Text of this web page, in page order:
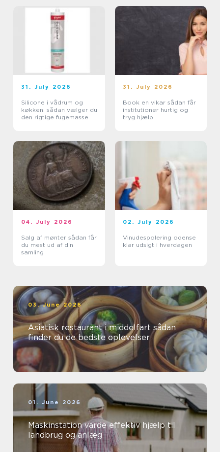
31. July 2026
Silicone i vådrum og
køkken: sådan vælger du
den rigtige fugemasse
31. July 2026
Book en vikar sådan får
institutioner hurtig og
tryg hjælp
04. July 2026
Salg af mønter sådan får
du mest ud af din
samling
02. July 2026
Vinudespolering odense
klar udsigt i hverdagen
03. June 2026
Asiatisk restaurant i middelfart sådan
finder du de bedste oplevelser
01. June 2026
Maskinstation varde effektiv hjælp til
landbrug og anlæg